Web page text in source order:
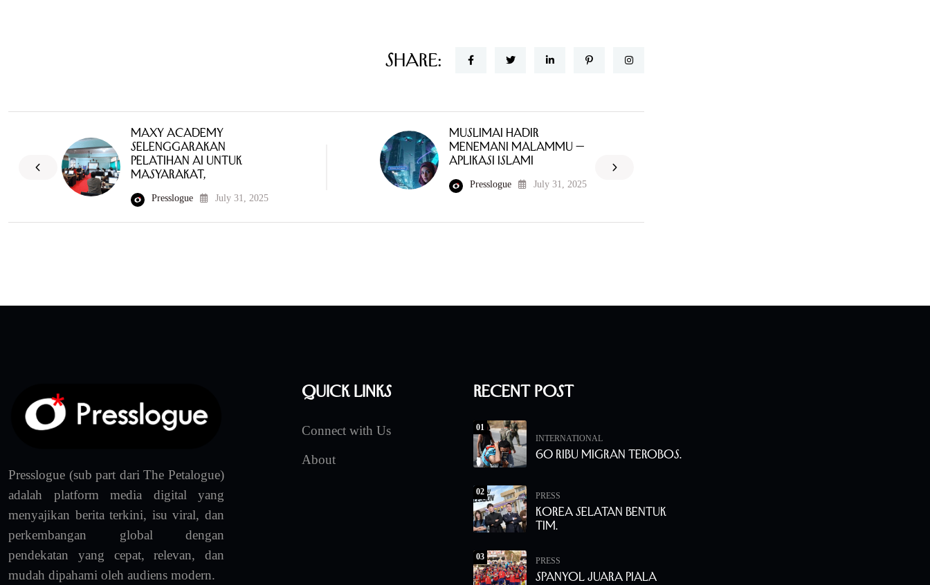
Share:
MAXY Academy
Selenggarakan
Pelatihan AI untuk
Masyarakat,
Presslogue July 31, 2025
MuslimAi Hadir
Menemani Malammu —
Aplikasi Islami
Presslogue July 31, 2025
Presslogue (sub part dari The Petalogue)
adalah platform media digital yang
menyajikan berita terkini, isu viral, dan
perkembangan global dengan
pendekatan yang cepat, relevan, dan
mudah dipahami oleh audiens modern.
Quick Links
Connect with Us
About
Recent Post
01
INTERNATIONAL
60 Ribu Migran Terobos.
02 PRESS
Korea Selatan Bentuk
Tim.
03 PRESS
Spanyol Juara Piala